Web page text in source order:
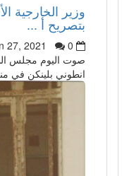
وزير الخارجية
بتصريح أ ...
27, 2021
0
صوت اليوم مجلس
انطوني بلينكن في